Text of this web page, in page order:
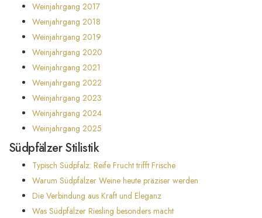
Weinjahrgang 2017
Weinjahrgang 2018
Weinjahrgang 2019
Weinjahrgang 2020
Weinjahrgang 2021
Weinjahrgang 2022
Weinjahrgang 2023
Weinjahrgang 2024
Weinjahrgang 2025
Südpfälzer Stilistik
Typisch Südpfalz: Reife Frucht trifft Frische
Warum Südpfälzer Weine heute präziser werden
Die Verbindung aus Kraft und Eleganz
Was Südpfälzer Riesling besonders macht